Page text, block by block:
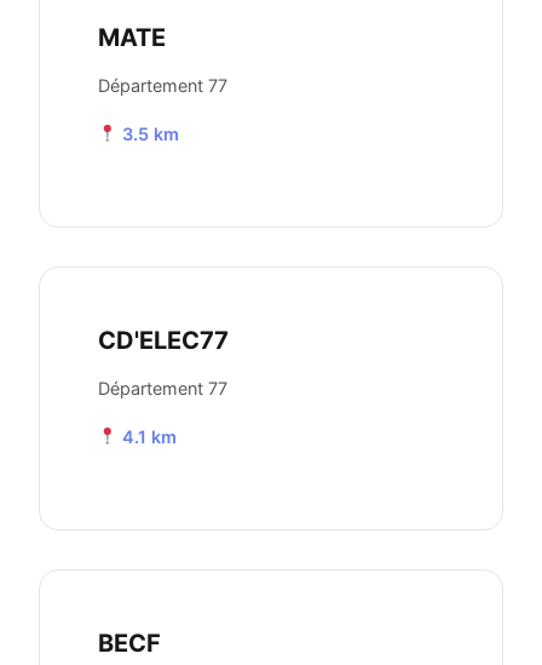
MATE
Département 77
3.5 km
CD'ELEC77
Département 77
4.1 km
BECF